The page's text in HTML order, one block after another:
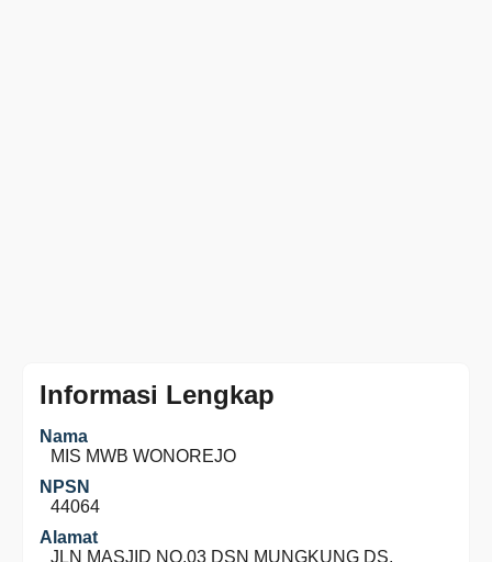
Informasi Lengkap
Nama
MIS MWB WONOREJO
NPSN
44064
Alamat
JLN MASJID NO.03 DSN MUNGKUNG DS.